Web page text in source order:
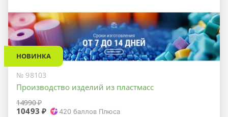
НОВИНКА
№ 98103
Производство изделий из пластмасс
14990 ₽
10493 ₽ 420 баллов Плюса